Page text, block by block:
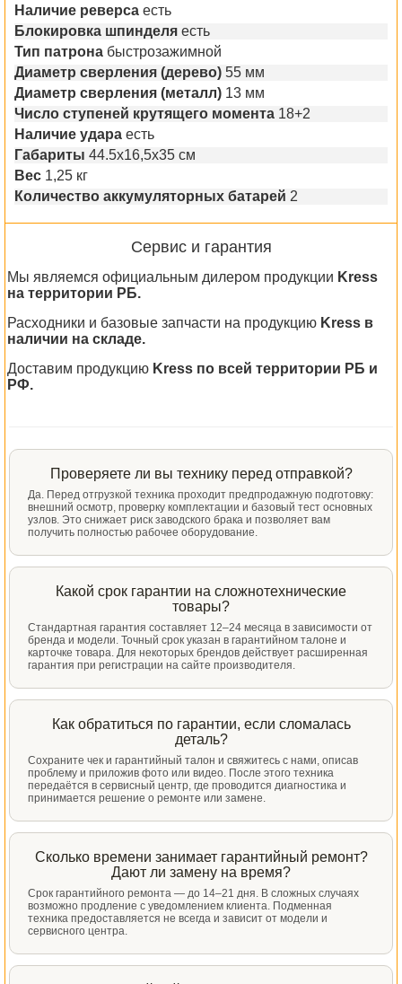
Наличие реверса есть
Блокировка шпинделя есть
Тип патрона быстрозажимной
Диаметр сверления (дерево) 55 мм
Диаметр сверления (металл) 13 мм
Число ступеней крутящего момента 18+2
Наличие удара есть
Габариты 44.5x16,5x35 см
Вес 1,25 кг
Количество аккумуляторных батарей 2
Сервис и гарантия
Мы являемся официальным дилером продукции Kress
на территории РБ.
Расходники и базовые запчасти на продукцию Kress в
наличии на складе.
Доставим продукцию Kress по всей территории РБ и
РФ.
Проверяете ли вы технику перед отправкой?
Да. Перед отгрузкой техника проходит предпродажную подготовку:
внешний осмотр, проверку комплектации и базовый тест основных
узлов. Это снижает риск заводского брака и позволяет вам
получить полностью рабочее оборудование.
Какой срок гарантии на сложнотехнические
товары?
Стандартная гарантия составляет 12–24 месяца в зависимости от
бренда и модели. Точный срок указан в гарантийном талоне и
карточке товара. Для некоторых брендов действует расширенная
гарантия при регистрации на сайте производителя.
Как обратиться по гарантии, если сломалась
деталь?
Сохраните чек и гарантийный талон и свяжитесь с нами, описав
проблему и приложив фото или видео. После этого техника
передаётся в сервисный центр, где проводится диагностика и
принимается решение о ремонте или замене.
Сколько времени занимает гарантийный ремонт?
Дают ли замену на время?
Срок гарантийного ремонта — до 14–21 дня. В сложных случаях
возможно продление с уведомлением клиента. Подменная
техника предоставляется не всегда и зависит от модели и
сервисного центра.